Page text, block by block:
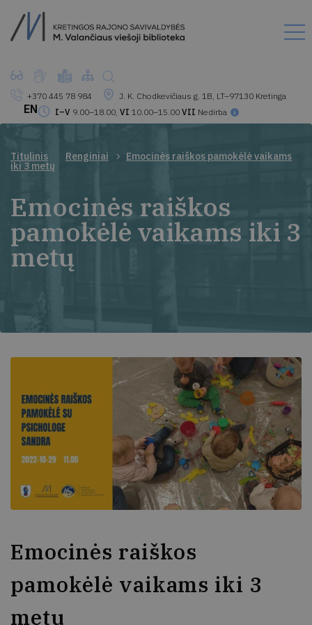
+370 445 78 984
J. K. Chodkevičiaus g. 1B, LT–97130 Kretinga
I–V 9.00–18.00, VI 10.00–15.00 VII Nedirba
EN
Titulinis Renginiai Emocinės raiškos pamokėlė vaikams
iki 3 metų
Emocinės raiškos
pamokėlė vaikams iki 3
metų
Emocinės raiškos
pamokėlė vaikams iki 3
metų